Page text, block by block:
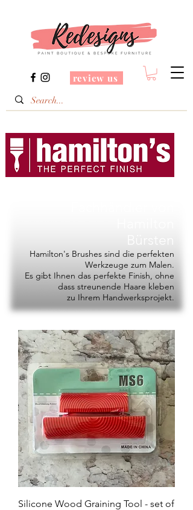
review us
Hamilton's Brushes sind die perfekten
Werkzeuge zum Malen.
Es gibt Ihnen das perfekte Finish, ohne
dass streunende Haare kleben
zu Ihrem Handwerksprojekt.
Silicone Wood Graining Tool - set of